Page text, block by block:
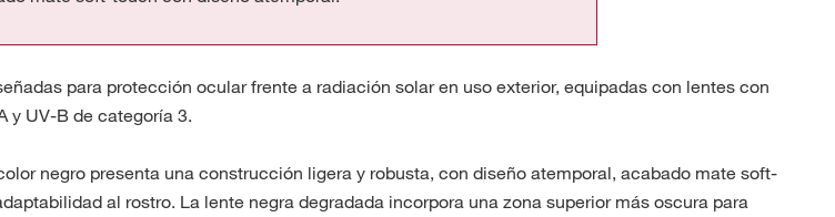
para protección ocular frente a radiación solar en uso exterior, equipadas con lentes con
y UV-B de categoría 3.
negro presenta una construcción ligera y robusta, con diseño atemporal, acabado mate soft-
al rostro. La lente negra degradada incorpora una zona superior más oscura para